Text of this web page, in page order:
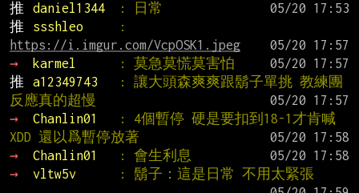
推
daniel1344 : 日常
推
ssshleo
https://i.imgur.com/VcpOSK1.jpeg
→
karmel : 莫急莫慌莫害怕
推
a12349743
: 讓大頭森爽爽跟鬍子單挑 教練團
反應真的超慢
→
Chanlin01
: 4個暫停 硬是要扣到18-1才肯喊
XDD 還以爲暫停放著
→
Chanlin01 : 會生利息
→
vltw5v
: 鬍子：這是日常 不用太緊張